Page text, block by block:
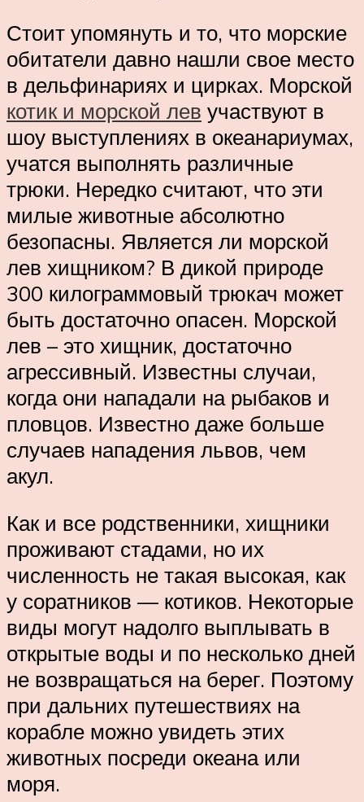
Стоит упомянуть и то, что морские
обитатели давно нашли свое место
в дельфинариях и цирках. Морской
котик и морской лев участвуют в
шоу выступлениях в океанариумах,
учатся выполнять различные
трюки. Нередко считают, что эти
милые животные абсолютно
безопасны. Является ли морской
лев хищником? В дикой природе
300 килограммовый трюкач может
быть достаточно опасен. Морской
лев – это хищник, достаточно
агрессивный. Известны случаи,
когда они нападали на рыбаков и
пловцов. Известно даже больше
случаев нападения львов, чем
акул.
Как и все родственники, хищники
проживают стадами, но их
численность не такая высокая, как
у соратников — котиков. Некоторые
виды могут надолго выплывать в
открытые воды и по несколько дней
не возвращаться на берег. Поэтому
при дальних путешествиях на
корабле можно увидеть этих
животных посреди океана или
моря.